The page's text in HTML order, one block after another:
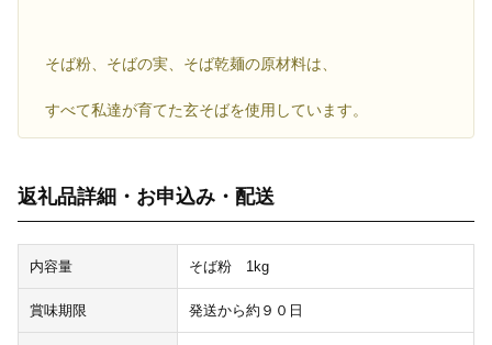
そば粉、そばの実、そば乾麺の原材料は、
すべて私達が育てた玄そばを使用しています。
返礼品詳細・お申込み・配送
内容量 そば粉 1kg
賞味期限 発送から約９０日